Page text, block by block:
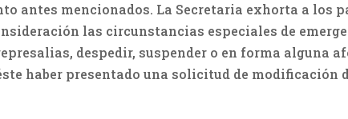
antes mencionados. La Secretaria exhorta a los
las circunstancias especiales de
despedir, suspender o en forma alguna
haber presentado una solicitud de modificación